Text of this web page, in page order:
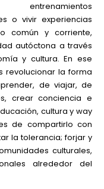
o vivir experiencias
común y corriente,
autóctona a través
y cultura. En ese
revolucionar la forma
de viajar, de
crear conciencia e
cultura y way
de compartirlo con
la tolerancia; forjar y
culturales,
alrededor del